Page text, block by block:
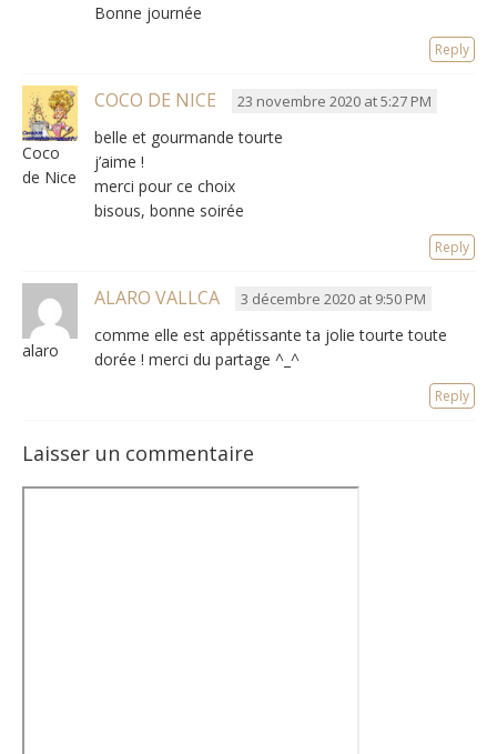
Bonne journée
Reply
Coco
de Nice
COCO DE NICE 23 novembre 2020 at 5:27 PM
belle et gourmande tourte
j’aime !
merci pour ce choix
bisous, bonne soirée
Reply
alaro
ALARO VALLCA 3 décembre 2020 at 9:50 PM
comme elle est appétissante ta jolie tourte toute
dorée ! merci du partage ^_^
Reply
Laisser un commentaire